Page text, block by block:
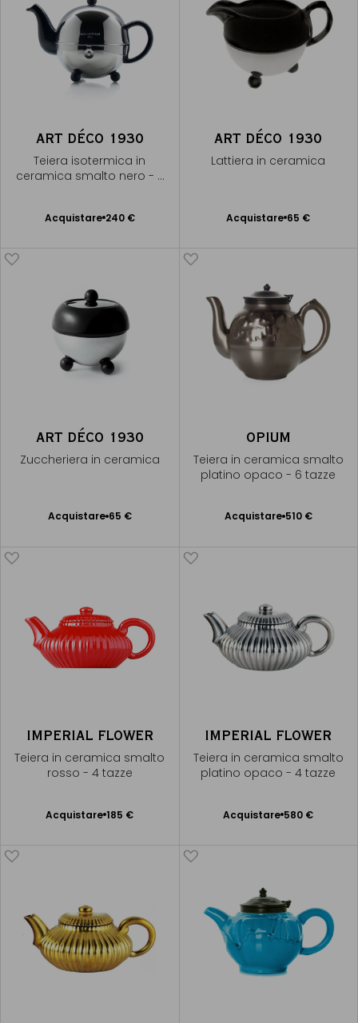
ART DÉCO 1930
Teiera isotermica in
ceramica smalto nero - 7
Acquistare 240 €
Aggiungere
ART DÉCO 1930
Lattiera in ceramica
Acquistare 65 €
Aggiungere
ART DÉCO 1930
Zuccheriera in ceramica
Acquistare 65 €
Aggiungere
OPIUM
Teiera in ceramica smalto
platino opaco - 6 tazze
Acquistare 510 €
Aggiungere
IMPERIAL FLOWER
Teiera in ceramica smalto
rosso - 4 tazze
Acquistare 185 €
Aggiungere
IMPERIAL FLOWER
Teiera in ceramica smalto
platino opaco - 4 tazze
Acquistare 580 €
Aggiungere